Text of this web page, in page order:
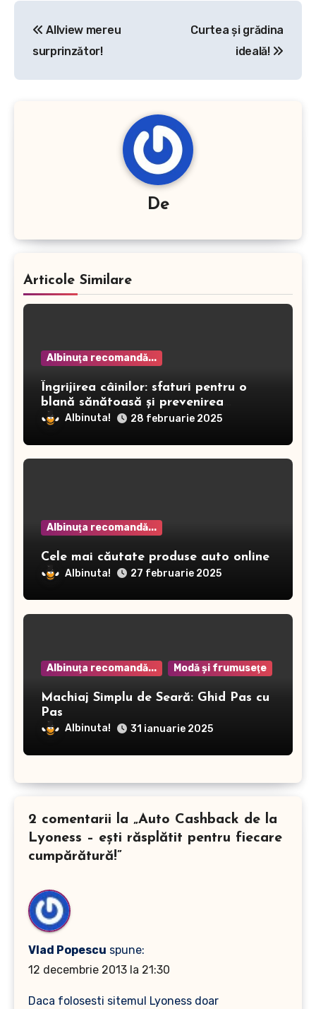
articole
Allview mereu
surprinzător!
Curtea şi grădina
ideală!
De
Articole Similare
Albinuţa recomandă...
Îngrijirea câinilor: sfaturi pentru o
blană sănătoasă și prevenirea
dermatitei
Albinuta! 28 februarie 2025
Albinuţa recomandă...
Cele mai căutate produse auto online
Albinuta! 27 februarie 2025
Albinuţa recomandă... Modă şi frumuseţe
Machiaj Simplu de Seară: Ghid Pas cu
Pas
Albinuta! 31 ianuarie 2025
2 comentarii la „Auto Cashback de la
Lyoness – eşti răsplătit pentru fiecare
cumpărătură!”
Vlad Popescu spune:
12 decembrie 2013 la 21:30
Daca folosesti sitemul Lyoness doar